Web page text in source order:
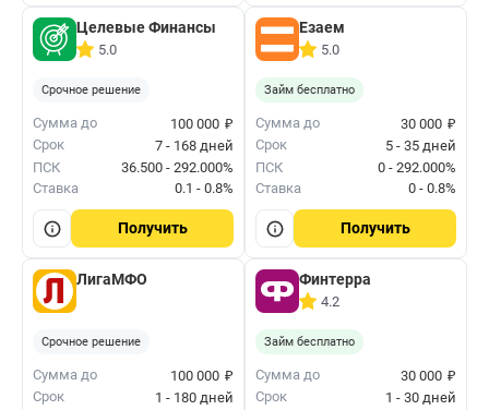
Целевые Финансы
5.0
Срочное решение
Сумма до 100 000 ₽
Срок
7 - 168 дней
ПСК
36.500 - 292.000%
Ставка
0.1 - 0.8%
Получить
Езаем
5.0
Займ бесплатно
Сумма до 30 000 ₽
Срок
5 - 35 дней
ПСК
0 - 292.000%
Ставка
0 - 0.8%
Получить
ЛигаМФО
Срочное решение
Сумма до 100 000 ₽
Срок
1 - 180 дней
Финтерра
4.2
Займ бесплатно
Сумма до 30 000 ₽
Срок
1 - 30 дней